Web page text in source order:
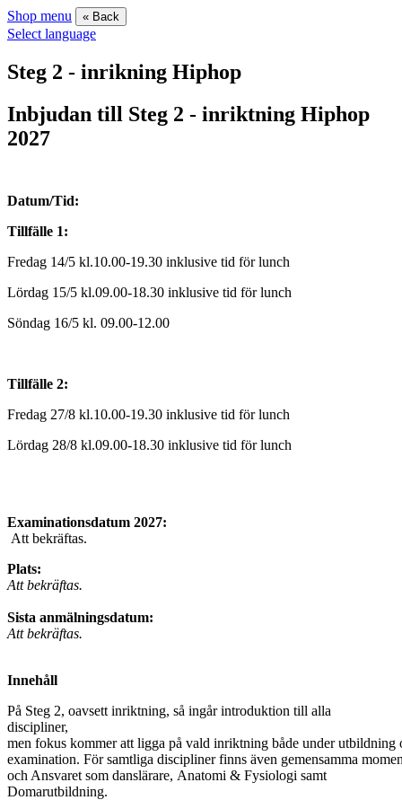
Shop menu « Back
Select language
Steg 2 - inrikning Hiphop
Inbjudan till Steg 2 - inriktning Hiphop
2027
Datum/Tid:
Tillfälle 1:
Fredag 14/5 kl.10.00-19.30 inklusive tid för lunch
Lördag 15/5 kl.09.00-18.30 inklusive tid för lunch
Söndag 16/5 kl. 09.00-12.00
Tillfälle 2:
Fredag 27/8 kl.10.00-19.30 inklusive tid för lunch
Lördag 28/8 kl.09.00-18.30 inklusive tid för lunch
Examinationsdatum 2027:
Att bekräftas.
Plats:
Att bekräftas.
Sista anmälningsdatum:
Att bekräftas.
Innehåll
På Steg 2, oavsett inriktning, så ingår introduktion till alla
discipliner,
men fokus kommer att ligga på vald inriktning både under utbildning
examination. För samtliga discipliner finns även gemensamma
och Ansvaret som danslärare, Anatomi & Fysiologi samt
Domarutbildning.